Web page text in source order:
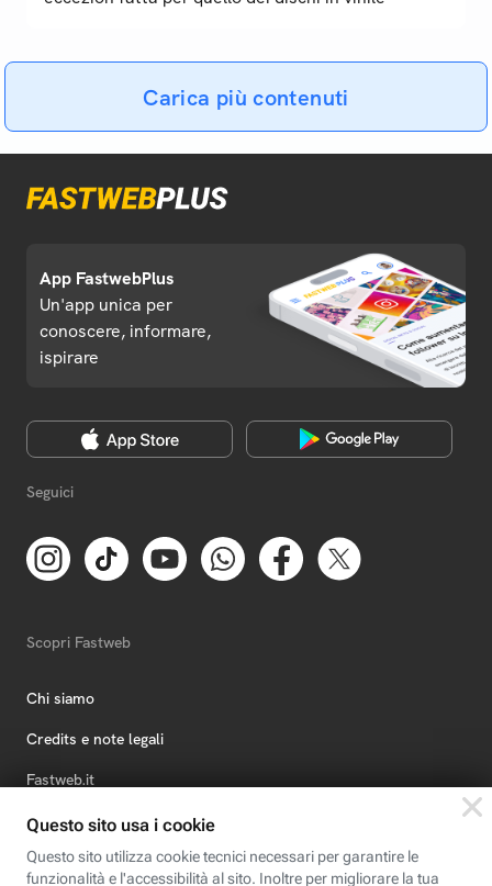
Carica più contenuti
App FastwebPlus
Un'app unica per
conoscere, informare,
ispirare
Seguici
Scopri Fastweb
Chi siamo
Credits e note legali
Fastweb.it
Formazione
Fastweb Digital Academy